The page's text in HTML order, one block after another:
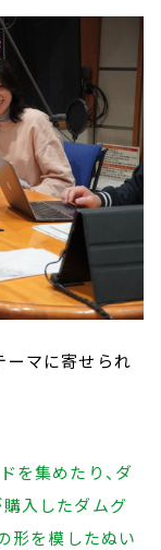
ーマに寄せられ
を集めたり、ダ
入したダムグ
形を模したぬい